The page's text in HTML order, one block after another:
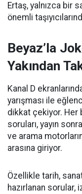
Ertaş, yalnızca bir
önemli
Beyaz’la
Yakından
Kanal D
yarışması ile
dikkat çekiyor.
soruları, yayın
ve arama
arasına giriyor.
Özellikle tarih,
hazırlanan